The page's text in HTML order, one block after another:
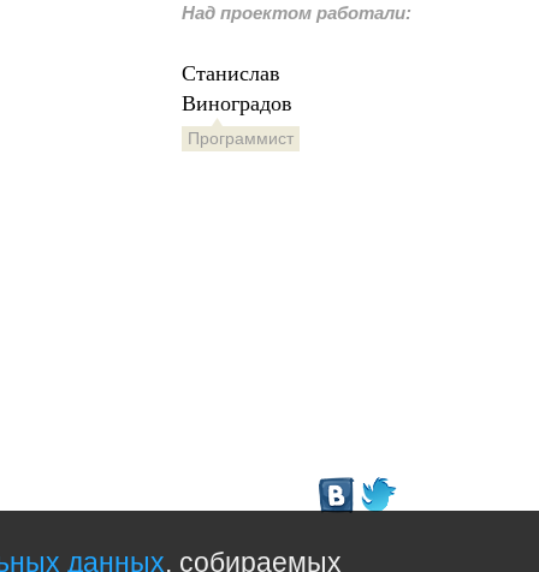
Над проектом работали:
Станислав
Виноградов
Программист
данных, собираемых